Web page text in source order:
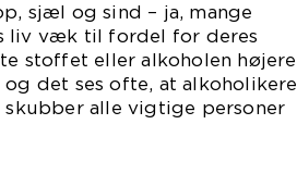
sjæl og sind – ja, mange
liv væk til fordel for deres
stoffet eller alkoholen højere
det ses ofte, at alkoholikere
skubber alle vigtige personer